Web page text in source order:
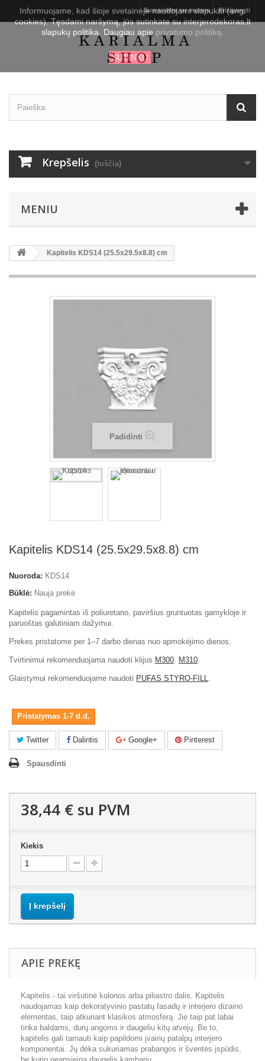
Prisijungti
Susisiekite su mumis
Krepšelis (tuščia)
MENIU
Kapitelis KDS14 (25.5x29.5x8.8) cm
Padidinti
Kapitelis KDS14 (25.5x29.5x8.8) cm
Nuoroda: KDS14
Būklė: Nauja prekė
Kapitelis pagamintas iš poliuretano, paviršius gruntuotas gamykloje ir
paruoštas galutiniam dažymui.
Prekes pristatome per 1–7 darbo dienas nuo apmokėjimo dienos.
Tvirtinimui rekomenduojama naudoti klijus M300. M310.
Glaistymui rekomenduojame naudoti PUFAS STYRO-FILL.
Pristatymas 1-7 d.d.
Twitter Dalintis Google+ Pinterest
Spausdinti
38,44 € su PVM
Kiekis
Į krepšelį
APIE PREKĘ
Kapitelis - tai viršutinė kolonos arba piliastro dalis. Kapitelis
naudojamas kaip dekoratyvinio pastatų fasadų ir interjero dizaino
elementas, taip atkuriant klasikos atmosferą. Jie taip pat labai
tinka baldams, durų angoms ir daugeliu kitų atvejų. Be to,
kapitelis gali tarnauti kaip papildomi įvairių patalpų interjero
komponentai. Jų dėka sukuriamas prabangos ir šventės įspūdis,
Informuojame, kad šioje svetainėje naudojami slapukai (ang.
cookies). Tęsdami naršymą, jūs sutinkate su interjerodekoras.lt
slapukų politika. Daugiau apie privatumo politiką
SUTINKU